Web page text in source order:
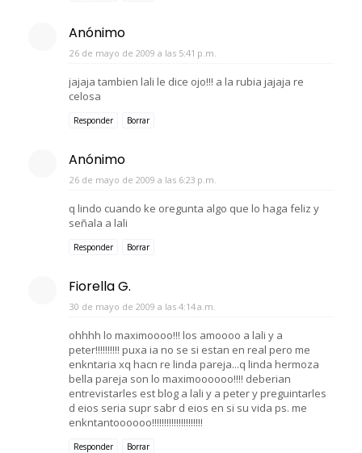
Anónimo
26 de mayo de 2009 a las 5:41 p.m.
jajaja tambien lali le dice ojo!!! a la rubia jajaja re
celosa
Responder Borrar
Anónimo
26 de mayo de 2009 a las 6:23 p.m.
q lindo cuando ke oregunta algo que lo haga feliz y
señala a lali
Responder Borrar
Fiorella G.
30 de mayo de 2009 a las 4:14 a.m.
ohhhh lo maximoooo!!! los amoooo a lali y a
peter!!!!!!!!!! puxa ia no se si estan en real pero me
enkntaria xq hacn re linda pareja...q linda hermoza
bella pareja son lo maximoooooo!!!! deberian
entrevistarles est blog a lali y a peter y preguintarles
d eios seria supr sabr d eios en si su vida ps. me
enkntantoooooo!!!!!!!!!!!!!!!!!!!!!
Responder Borrar